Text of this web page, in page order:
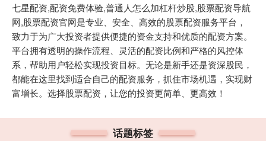
七星配资,配资免费体验,普通人怎么加杠杆炒股,股票配资导航
网,股票配资官网是专业、安全、高效的股票配资服务平台，
致力于为广大投资者提供便捷的资金支持和优质的配资方案。
平台拥有透明的操作流程、灵活的配资比例和严格的风控体
系，帮助用户轻松实现投资目标。无论是新手还是资深股民，
都能在这里找到适合自己的配资服务，抓住市场机遇，实现财
富增长。选择股票配资，让您的投资更简单、更高效！
话题标签